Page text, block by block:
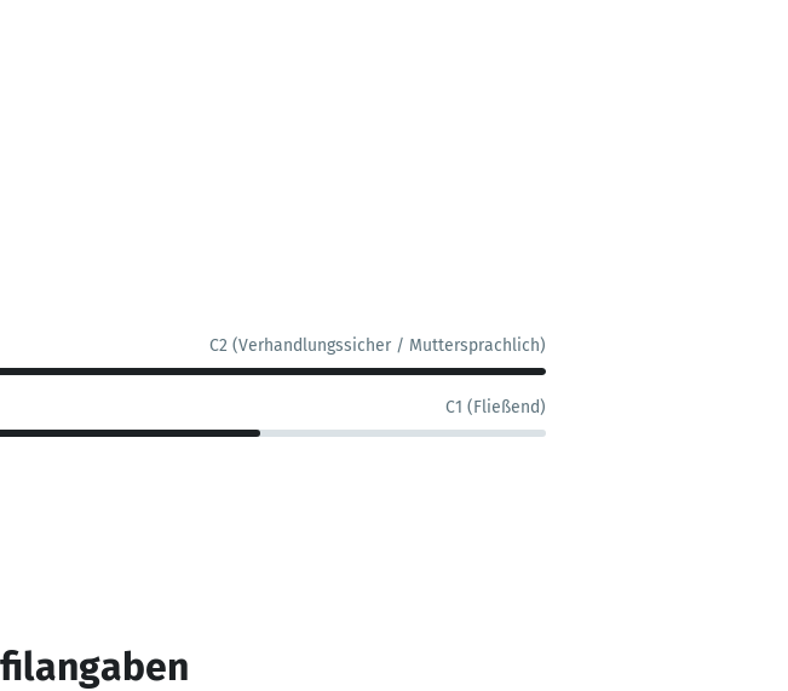
C2 (Verhandlungssicher / Muttersprachlich)
C1 (Fließend)